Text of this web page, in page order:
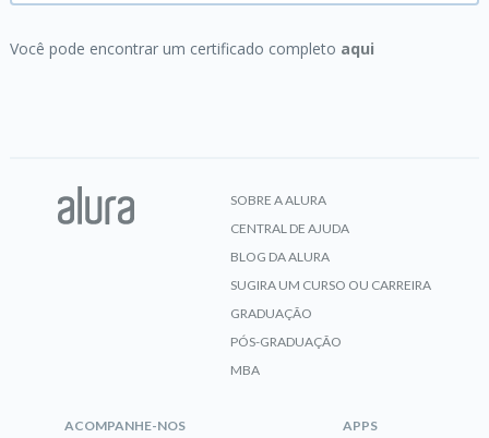
Você pode encontrar um certificado completo aqui
SOBRE A ALURA
CENTRAL DE AJUDA
BLOG DA ALURA
SUGIRA UM CURSO OU CARREIRA
GRADUAÇÃO
PÓS-GRADUAÇÃO
MBA
ACOMPANHE-NOS APPS